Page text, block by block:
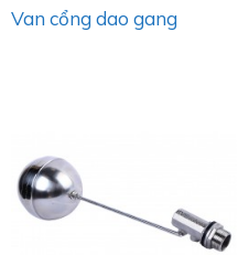
Van cổng dao gang